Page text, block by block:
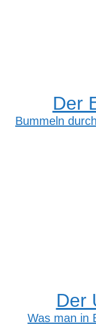
Der
Bummeln
Der
Was man in